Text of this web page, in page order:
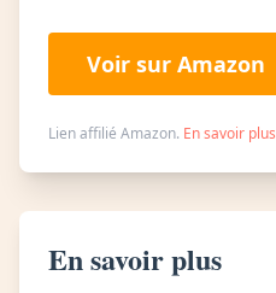
Voir sur Amazon
Lien affilié Amazon. En savoir plus
En savoir plus